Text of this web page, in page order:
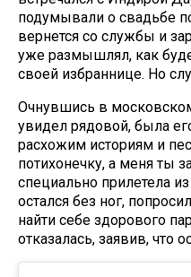
подумывали о свадьбе
вернется со службы и
уже размышлял, как
своей избраннице. Но
Очнувшись в
увидел рядовой, была
расхожим историям и
потихонечку, а меня ты
специально прилетела
остался без ног,
найти себе здорового
отказалась, заявив, что